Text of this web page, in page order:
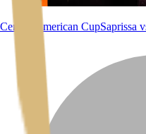
Central American CupSaprissa